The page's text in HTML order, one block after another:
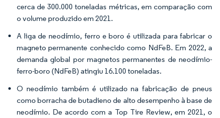
cerca de 300.000 toneladas métricas, em comparação com
o volume produzido em 2021.
A liga de neodímio, ferro e boro é utilizada para fabricar o
magneto permanente conhecido como NdFeB. Em 2022, a
demanda global por magnetos permanentes de neodímio-
ferro-boro (NdFeB) atingiu 16.100 toneladas.
O neodímio também é utilizado na fabricação de pneus
como borracha de butadieno de alto desempenho à base de
neodímio. De acordo com a Top Tire Review, em 2021, o